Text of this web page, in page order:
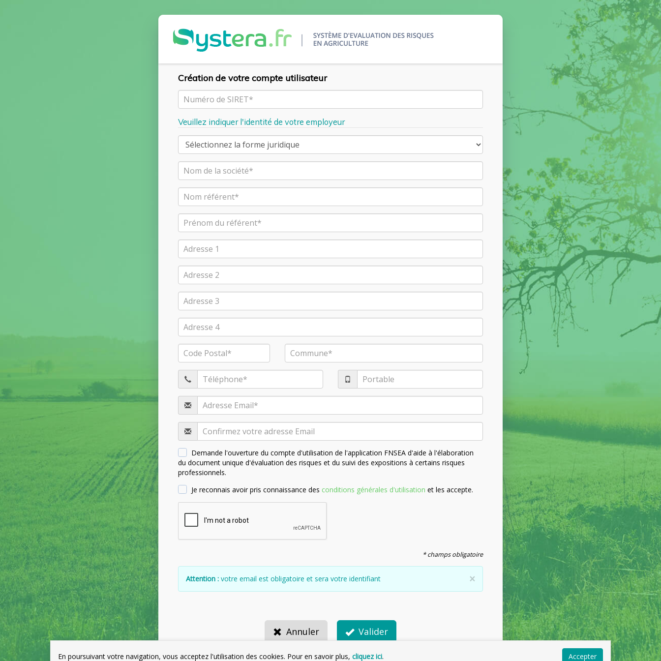
Création de votre compte utilisateur
Veuillez indiquer l'identité de votre employeur
Demande l'ouverture du compte d'utilisation de l'application FNSEA d'aide à l'élaboration
du document unique d'évaluation des risques et du suivi des expositions à certains risques
professionnels.
Je reconnais avoir pris connaissance des conditions générales d'utilisation et les accepte.
* champs obligatoire
×
Attention : votre email est obligatoire et sera votre identifiant
Annuler Valider
En poursuivant votre navigation, vous acceptez l'utilisation des cookies. Pour en savoir plus, cliquez ici. Accepter